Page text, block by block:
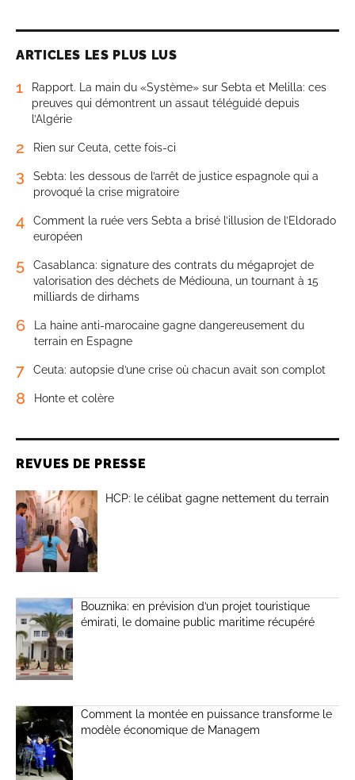
ARTICLES LES PLUS LUS
1
Rapport. La main du «Système» sur Sebta et Melilla: ces
preuves qui démontrent un assaut téléguidé depuis
l’Algérie
2 Rien sur Ceuta, cette fois-ci
3
Sebta: les dessous de l’arrêt de justice espagnole qui a
provoqué la crise migratoire
4
Comment la ruée vers Sebta a brisé l’illusion de l’Eldorado
européen
5
Casablanca: signature des contrats du mégaprojet de
valorisation des déchets de Médiouna, un tournant à 15
milliards de dirhams
6
La haine anti-marocaine gagne dangereusement du
terrain en Espagne
7 Ceuta: autopsie d’une crise où chacun avait son complot
8 Honte et colère
REVUES DE PRESSE
HCP: le célibat gagne nettement du terrain
Bouznika: en prévision d’un projet touristique
émirati, le domaine public maritime récupéré
Comment la montée en puissance transforme le
modèle économique de Managem